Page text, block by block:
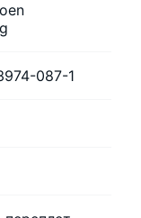
087-1